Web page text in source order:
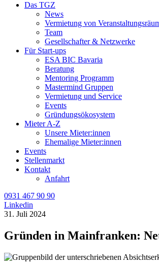
Das TGZ
News
Vermietung von
Team
Gesellschafter & Netzwerke
Für Start-ups
ESA BIC Bavaria
Beratung
Mentoring Programm
Mastermind Gruppen
Vermietung und Service
Events
Gründungsökosystem
Mieter A-Z
Unsere Mieter:innen
Ehemalige Mieter:innen
Events
Stellenmarkt
Kontakt
Anfahrt
0931 467 90 90
Linkedin
31. Juli 2024
Gründen in Mainfranken: